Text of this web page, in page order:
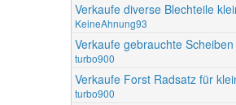
Verkaufe diverse Blechteile
KeineAhnung93
Verkaufe gebrauchte
turbo900
Verkaufe Forst Radsatz für
turbo900